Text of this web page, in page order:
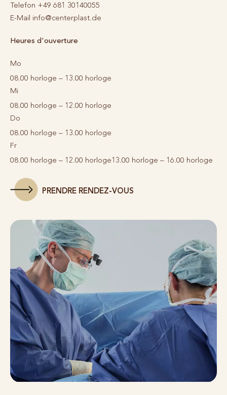
Telefon +49 681 30140055
E-Mail info@centerplast.de
Heures d'ouverture
Mo
08.00 horloge – 13.00 horloge
Mi
08.00 horloge – 12.00 horloge
Do
08.00 horloge – 13.00 horloge
Fr
08.00 horloge – 12.00 horloge13.00 horloge – 16.00 horloge
PRENDRE RENDEZ-VOUS